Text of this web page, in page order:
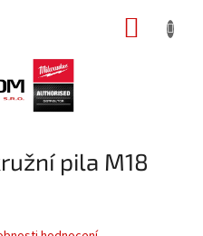
pila M18